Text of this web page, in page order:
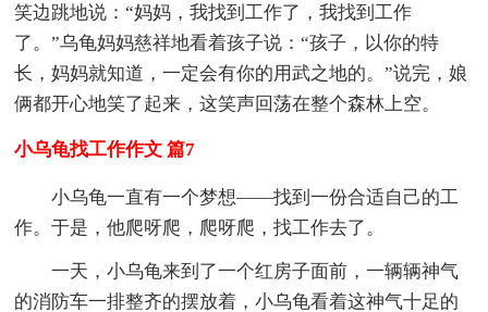
笑边跳地说：“妈妈，我找到工作了，我找到工作
了。”乌龟妈妈慈祥地看着孩子说：“孩子，以你的特
长，妈妈就知道，一定会有你的用武之地的。”说完，娘
俩都开心地笑了起来，这笑声回荡在整个森林上空。
小乌龟找工作作文 篇7
小乌龟一直有一个梦想——找到一份合适自己的工
作。于是，他爬呀爬，爬呀爬，找工作去了。
一天，小乌龟来到了一个红房子面前，一辆辆神气
的消防车一排整齐的摆放着，小乌龟看着这神气十足的